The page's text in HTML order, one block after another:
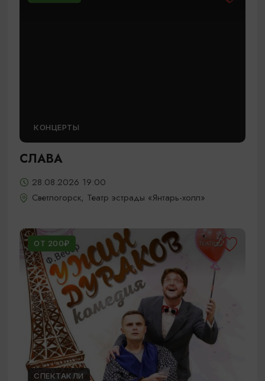
КОНЦЕРТЫ
СЛАВА
28.08.2026 19:00
Светлогорск, Театр эстрады «Янтарь-холл»
ОТ 200₽
СПЕКТАКЛИ